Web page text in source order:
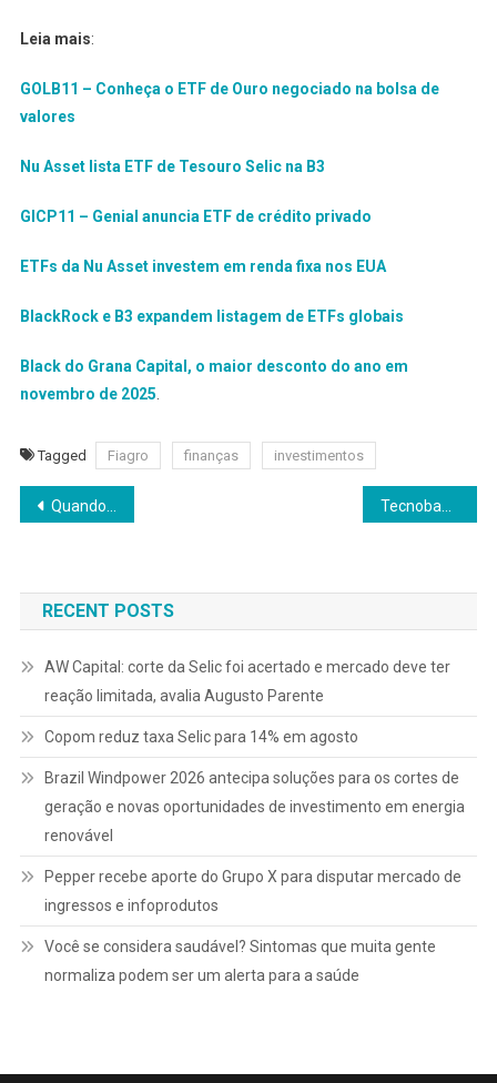
Leia mais:
GOLB11 – Conheça o ETF de Ouro negociado na bolsa de
valores
Nu Asset lista ETF de Tesouro Selic na B3
GICP11 – Genial anuncia ETF de crédito privado
ETFs da Nu Asset investem em renda fixa nos EUA
BlackRock e B3 expandem listagem de ETFs globais
Black do Grana Capital, o maior desconto do ano em
novembro de 2025.
Tagged Fiagro finanças investimentos
Navegação
Post
Quando a coerência vale mais do que a inocência Tecnobank sobe 13 posições no GPTW Tech 2025
RECENT POSTS
AW Capital: corte da Selic foi acertado e mercado deve ter
reação limitada, avalia Augusto Parente
Copom reduz taxa Selic para 14% em agosto
Brazil Windpower 2026 antecipa soluções para os cortes de
geração e novas oportunidades de investimento em energia
renovável
Pepper recebe aporte do Grupo X para disputar mercado de
ingressos e infoprodutos
Você se considera saudável? Sintomas que muita gente
normaliza podem ser um alerta para a saúde